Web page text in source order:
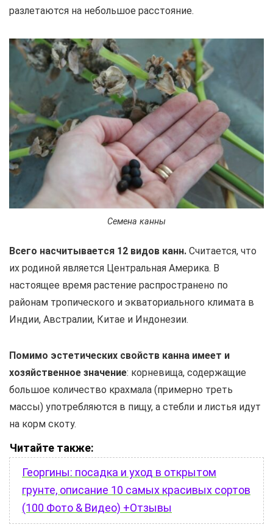
разлетаются на небольшое расстояние.
Семена канны
Всего насчитывается 12 видов канн. Считается, что
их родиной является Центральная Америка. В
настоящее время растение распространено по
районам тропического и экваториального климата в
Индии, Австралии, Китае и Индонезии.
Помимо эстетических свойств канна имеет и
хозяйственное значение: корневища, содержащие
большое количество крахмала (примерно треть
массы) употребляются в пищу, а стебли и листья идут
на корм скоту.
Читайте также:
Георгины: посадка и уход в открытом
грунте, описание 10 самых красивых сортов
(100 Фото & Видео) +Отзывы